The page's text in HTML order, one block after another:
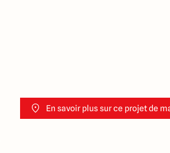
En savoir plus sur ce projet de